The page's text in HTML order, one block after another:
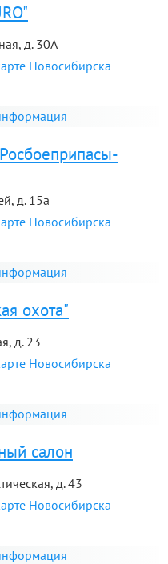
д. 30А
Новосибирска
д. 15а
Новосибирска
охота"
д. 23
Новосибирска
салон
д. 43
Новосибирска